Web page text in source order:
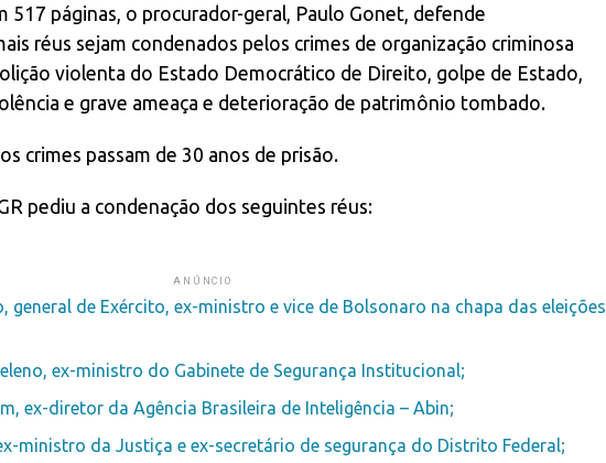
517 páginas, o procurador-geral, Paulo Gonet, defende
réus sejam condenados pelos crimes de organização criminosa
violenta do Estado Democrático de Direito, golpe de Estado,
e grave ameaça e deterioração de patrimônio tombado.
crimes passam de 30 anos de prisão.
pediu a condenação dos seguintes réus:
ANÚNCIO
general de Exército, ex-ministro e vice de Bolsonaro na chapa das eleições
ex-ministro do Gabinete de Segurança Institucional;
ex-diretor da Agência Brasileira de Inteligência – Abin;
ministro da Justiça e ex-secretário de segurança do Distrito Federal;